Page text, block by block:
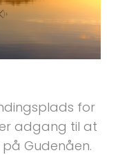
for
adgang til at
Gudenåen.